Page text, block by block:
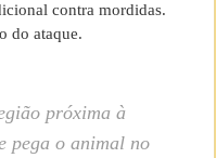
contra mordidas.
do ataque.
próxima à
pega o animal no